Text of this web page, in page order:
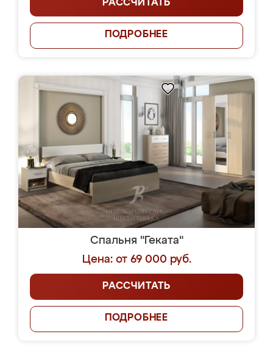
РАССЧИТАТЬ
ПОДРОБНЕЕ
Спальня "Геката"
Цена: от 69 000 руб.
РАССЧИТАТЬ
ПОДРОБНЕЕ